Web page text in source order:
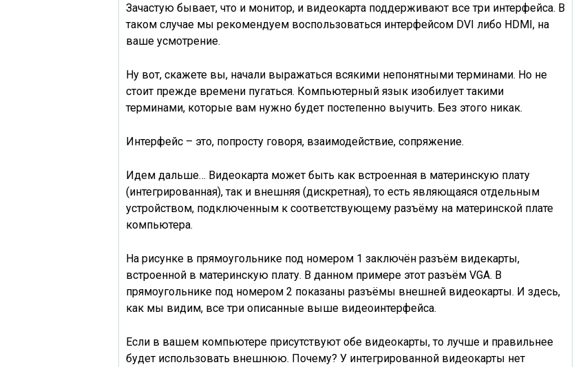
Зачастую бывает, что и монитор, и видеокарта поддерживают все три интерфейса. В
таком случае мы рекомендуем воспользоваться интерфейсом DVI либо HDMI, на
ваше усмотрение.
Ну вот, скажете вы, начали выражаться всякими непонятными терминами. Но не
стоит прежде времени пугаться. Компьютерный язык изобилует такими
терминами, которые вам нужно будет постепенно выучить. Без этого никак.
Интерфейс – это, попросту говоря, взаимодействие, сопряжение.
Идем дальше… Видеокарта может быть как встроенная в материнскую плату
(интегрированная), так и внешняя (дискретная), то есть являющаяся отдельным
устройством, подключенным к соответствующему разъёму на материнской плате
компьютера.
На рисунке в прямоугольнике под номером 1 заключён разъём видекарты,
встроенной в материнскую плату. В данном примере этот разъём VGA. В
прямоугольнике под номером 2 показаны разъёмы внешней видеокарты. И здесь,
как мы видим, все три описанные выше видеоинтерфейса.
Если в вашем компьютере присутствуют обе видеокарты, то лучше и правильнее
будет использовать внешнюю. Почему? У интегрированной видеокарты нет